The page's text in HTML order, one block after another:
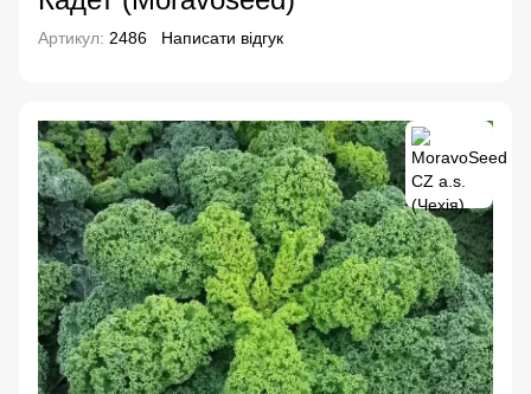
Артикул: 2486 Написати відгук